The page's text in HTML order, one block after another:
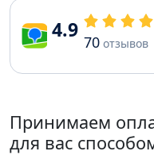
4.9 70 отзывов
Принимаем
для вас